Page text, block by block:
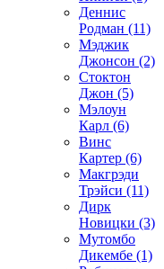
Деннис
Родман (11)
Мэджик
Джонсон (2)
Стоктон
Джон (5)
Мэлоун
Карл (6)
Винс
Картер (6)
Макгрэди
Трэйси (11)
Дирк
Новицки (3)
Мутомбо
Дикембе (1)